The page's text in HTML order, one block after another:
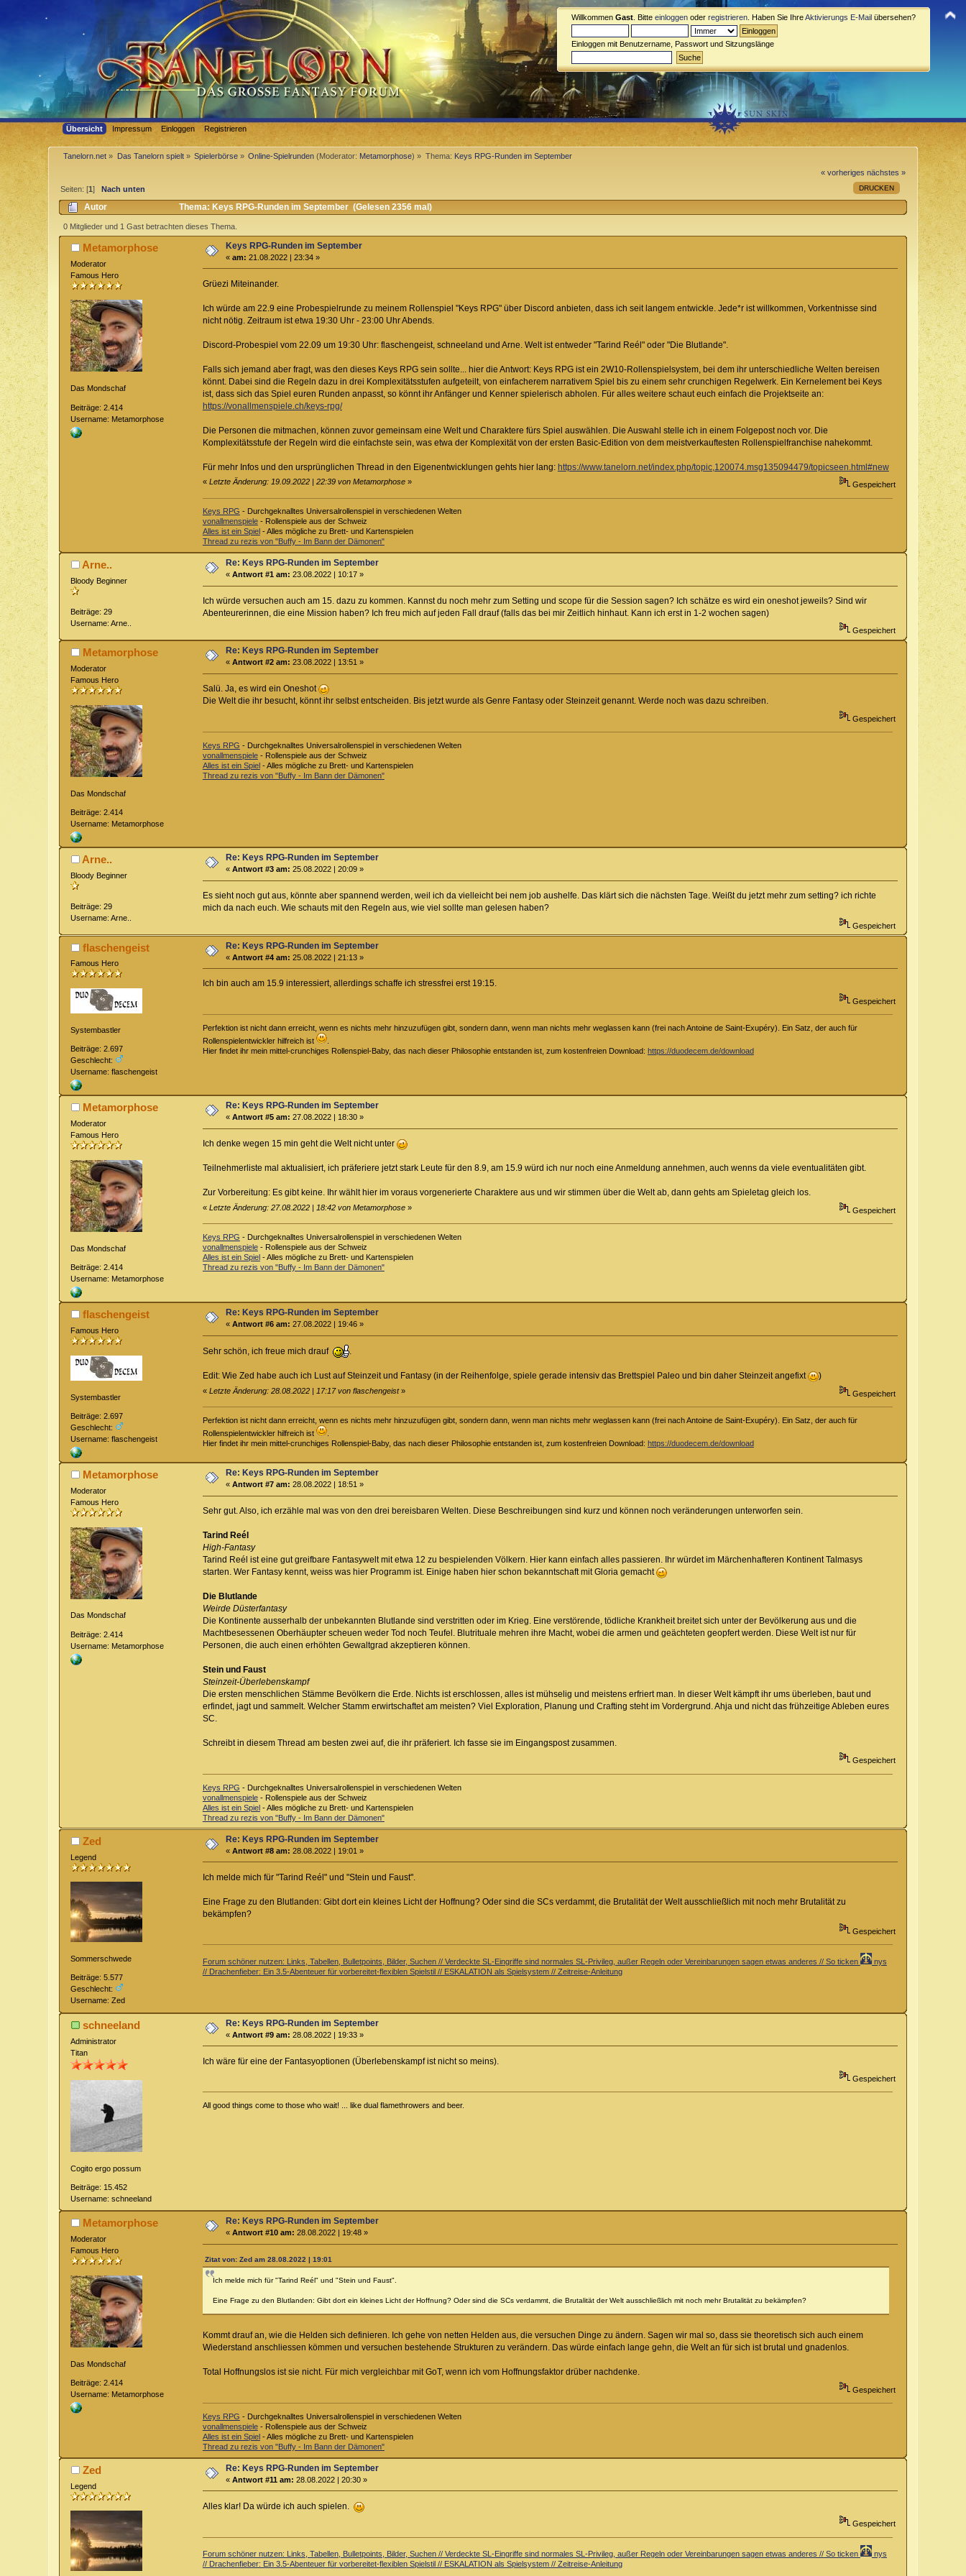
Willkommen Gast . Bitte einloggen oder registrieren . Haben Sie IhreAktivierungs E-Mail übersehen?
Einloggen mit Benutzername, Passwort und Sitzungslänge
Übersicht Impressum Einloggen Registrieren
Tanelorn.net » Das Tanelorn spielt» Spielerbörse » Online-Spielrunden (Moderator: Metamorphose) » Thema: Keys RPG-Runden im September
« vorheriges nächstes »
DRUCKEN
Seiten: [1]Nach unten
Autor Thema: Keys RPG-Runden im September (Gelesen 2356 mal)
0 Mitglieder und 1 Gast betrachten dieses Thema.
Metamorphose
Moderator
Famous Hero
Das Mondschaf
Beiträge: 2.414
Username: Metamorphose
Keys RPG-Runden im September
«am: 21.08.2022 | 23:34 »
Grüezi Miteinander.
Ich würde am 22.9 eine Probespielrunde zu meinem Rollenspiel "Keys RPG" über Discord anbieten, dass ich seit langem entwickle. Jede*r ist willkommen, Vorkentnisse sind
nicht nötig. Zeitraum ist etwa 19:30 Uhr - 23:00 Uhr Abends.
Discord-Probespiel vom 22.09 um 19:30 Uhr: flaschengeist, schneeland und Arne. Welt ist entweder "Tarind Reél" oder "Die Blutlande".
Falls sich jemand aber fragt, was den dieses Keys RPG sein sollte... hier die Antwort: Keys RPG ist ein 2W10-Rollenspielsystem, bei dem ihr unterschiedliche Welten bereisen
könnt. Dabei sind die Regeln dazu in drei Komplexitätsstufen aufgeteilt, von einfacherem narrativem Spiel bis zu einem sehr crunchigen Regelwerk. Ein Kernelement bei Keys
ist, dass sich das Spiel euren Runden anpasst, so könnt ihr Anfänger und Kenner spielerisch abholen. Für alles weitere schaut euch einfach die Projektseite an:
https://vonallmenspiele.ch/keys-rpg/
Die Personen die mitmachen, können zuvor gemeinsam eine Welt und Charaktere fürs Spiel auswählen. Die Auswahl stelle ich in einem Folgepost noch vor. Die
Komplexitätsstufe der Regeln wird die einfachste sein, was etwa der Komplexität von der ersten Basic-Edition von dem meistverkauftesten Rollenspielfranchise nahekommt.
Für mehr Infos und den ursprünglichen Thread in den Eigenentwicklungen gehts hier lang: https://www.tanelorn.net/index.php/topic,120074.msg135094479/topicseen.html#new
« Letzte Änderung: 19.09.2022 | 22:39 von Metamorphose» Gespeichert
Keys RPG - Durchgeknalltes Universalrollenspiel in verschiedenen Welten
vonallmenspiele- Rollenspiele aus der Schweiz
Alles ist ein Spiel - Alles mögliche zu Brett- und Kartenspielen
Thread zu rezis von "Buffy - Im Bann der Dämonen"
Arne..
Bloody Beginner
Beiträge: 29
Username: Arne..
Re: Keys RPG-Runden im September
«Antwort #1 am: 23.08.2022 | 10:17 »
Ich würde versuchen auch am 15. dazu zu kommen. Kannst du noch mehr zum Setting und scope für die Session sagen? Ich schätze es wird ein oneshot jeweils? Sind wir
Abenteurerinnen, die eine Mission haben? Ich freu mich auf jeden Fall drauf (falls das bei mir Zeitlich hinhaut. Kann ich erst in 1-2 wochen sagen)
Gespeichert
Metamorphose
Moderator
Famous Hero
Das Mondschaf
Beiträge: 2.414
Username: Metamorphose
Re: Keys RPG-Runden im September
«Antwort #2 am: 23.08.2022 | 13:51 »
Salü. Ja, es wird ein Oneshot
Die Welt die ihr besucht, könnt ihr selbst entscheiden. Bis jetzt wurde als Genre Fantasy oder Steinzeit genannt. Werde noch was dazu schreiben.
Gespeichert
Keys RPG - Durchgeknalltes Universalrollenspiel in verschiedenen Welten
vonallmenspiele- Rollenspiele aus der Schweiz
Alles ist ein Spiel- Alles mögliche zu Brett- und Kartenspielen
Thread zu rezis von "Buffy - Im Bann der Dämonen"
Arne..
Bloody Beginner
Beiträge: 29
Username: Arne..
Re: Keys RPG-Runden im September
«Antwort #3 am: 25.08.2022 | 20:09 »
Es sieht noch gut aus, könnte aber spannend werden, weil ich da vielleicht bei nem job aushelfe. Das klärt sich die nächsten Tage. Weißt du jetzt mehr zum setting? ich richte
mich da nach euch. Wie schauts mit den Regeln aus, wie viel sollte man gelesen haben?
Gespeichert
flaschengeist
Famous Hero
Systembastler
Beiträge: 2.697
Geschlecht:
Username: flaschengeist
Re: Keys RPG-Runden im September
«Antwort #4 am: 25.08.2022 | 21:13 »
Ich bin auch am 15.9 interessiert, allerdings schaffe ich stressfrei erst 19:15.
Gespeichert
Perfektion ist nicht dann erreicht, wenn es nichts mehr hinzuzufügen gibt, sondern dann, wenn man nichts mehr weglassen kann (frei nach Antoine de Saint-Exupéry). Ein Satz, der auch für
Rollenspielentwickler hilfreich ist
.
Hier findet ihr mein mittel-crunchiges Rollenspiel-Baby, das nach dieser Philosophie entstanden ist, zum kostenfreien Download: https://duodecem.de/download
Metamorphose
Moderator
Famous Hero
Das Mondschaf
Beiträge: 2.414
Username: Metamorphose
Re: Keys RPG-Runden im September
«Antwort #5 am: 27.08.2022 | 18:30 »
Ich denke wegen 15 min geht die Welt nicht unter
Teilnehmerliste mal aktualisiert, ich präferiere jetzt stark Leute für den 8.9, am 15.9 würd ich nur noch eine Anmeldung annehmen, auch wenns da viele eventualitäten gibt.
Zur Vorbereitung: Es gibt keine. Ihr wählt hier im voraus vorgenerierte Charaktere aus und wir stimmen über die Welt ab, dann gehts am Spieletag gleich los.
« Letzte Änderung: 27.08.2022 | 18:42 von Metamorphose» Gespeichert
Keys RPG - Durchgeknalltes Universalrollenspiel in verschiedenen Welten
vonallmenspiele- Rollenspiele aus der Schweiz
Alles ist ein Spiel- Alles mögliche zu Brett- und Kartenspielen
Thread zu rezis von "Buffy - Im Bann der Dämonen"
flaschengeist
Famous Hero
Systembastler
Beiträge: 2.697
Geschlecht:
Username: flaschengeist
Re: Keys RPG-Runden im September
«Antwort #6 am: 27.08.2022 | 19:46 »
Sehr schön, ich freue mich drauf .
Edit: Wie Zed habe auch ich Lust auf Steinzeit und Fantasy (in der Reihenfolge, spiele gerade intensiv das Brettspiel Paleo und bin daher Steinzeit angefixt )
« Letzte Änderung: 28.08.2022 | 17:17 von flaschengeist» Gespeichert
Perfektion ist nicht dann erreicht, wenn es nichts mehr hinzuzufügen gibt, sondern dann, wenn man nichts mehr weglassen kann (frei nach Antoine de Saint-Exupéry). Ein Satz, der auch für
Rollenspielentwickler hilfreich ist
.
Hier findet ihr mein mittel-crunchiges Rollenspiel-Baby, das nach dieser Philosophie entstanden ist, zum kostenfreien Download: https://duodecem.de/download
Metamorphose
Moderator
Famous Hero
Das Mondschaf
Beiträge: 2.414
Username: Metamorphose
Re: Keys RPG-Runden im September
«Antwort #7 am: 28.08.2022 | 18:51 »
Sehr gut. Also, ich erzähle mal was von den drei bereisbaren Welten. Diese Beschreibungen sind kurz und können noch veränderungen unterworfen sein.
Tarind Reél
High-Fantasy
Tarind Reél ist eine gut greifbare Fantasywelt mit etwa 12 zu bespielenden Völkern. Hier kann einfach alles passieren. Ihr würdet im Märchenhafteren Kontinent Talmasys
starten. Wer Fantasy kennt, weiss was hier Programm ist. Einige haben hier schon bekanntschaft mit Gloria gemacht
Die Blutlande
Weirde Düsterfantasy
Die Kontinente ausserhalb der unbekannten Blutlande sind verstritten oder im Krieg. Eine verstörende, tödliche Krankheit breitet sich unter der Bevölkerung aus und die
Machtbesessenen Oberhäupter scheuen weder Tod noch Teufel. Blutrituale mehren ihre Macht, wobei die armen und geächteten geopfert werden. Diese Welt ist nur für
Personen, die auch einen erhöhten Gewaltgrad akzeptieren können.
Stein und Faust
Steinzeit-Überlebenskampf
Die ersten menschlichen Stämme Bevölkern die Erde. Nichts ist erschlossen, alles ist mühselig und meistens erfriert man. In dieser Welt kämpft ihr ums überleben, baut und
erfindet, jagt und sammelt. Welcher Stamm erwirtschaftet am meisten? Viel Exploration, Planung und Crafting steht im Vordergrund. Ahja und nicht das frühzeitige Ableben eures
SC.
Schreibt in diesem Thread am besten zwei auf, die ihr präferiert. Ich fasse sie im Eingangspost zusammen.
Gespeichert
Keys RPG - Durchgeknalltes Universalrollenspiel in verschiedenen Welten
vonallmenspiele- Rollenspiele aus der Schweiz
Alles ist ein Spiel- Alles mögliche zu Brett- und Kartenspielen
Thread zu rezis von "Buffy - Im Bann der Dämonen"
Zed
Legend
Sommerschwede
Beiträge: 5.577
Geschlecht:
Username: Zed
Re: Keys RPG-Runden im September
«Antwort #8 am: 28.08.2022 | 19:01 »
Ich melde mich für "Tarind Reél" und "Stein und Faust".
Eine Frage zu den Blutlanden: Gibt dort ein kleines Licht der Hoffnung? Oder sind die SCs verdammt, die Brutalität der Welt ausschließlich mit noch mehr Brutalität zu
bekämpfen?
Gespeichert
Forum schöner nutzen: Links, Tabellen, Bulletpoints, Bilder, Suchen // Verdeckte SL-Eingriffe sind normales SL-Privileg, außer Regeln oder Vereinbarungen sagen etwas anderes // So ticken
nys
// Drachenfieber: Ein 3.5-Abenteuer für vorbereitet-flexiblen Spielstil // ESKALATION als Spielsystem // Zeitreise-Anleitung
schneeland
Administrator
Titan
Cogito ergo possum
Beiträge: 15.452
Username: schneeland
Re: Keys RPG-Runden im September
«Antwort #9 am: 28.08.2022 | 19:33 »
Ich wäre für eine der Fantasyoptionen (Überlebenskampf ist nicht so meins).
Gespeichert
All good things come to those who wait! ... like dual flamethrowers and beer.
Metamorphose
Moderator
Famous Hero
Das Mondschaf
Beiträge: 2.414
Username: Metamorphose
Re: Keys RPG-Runden im September
«Antwort #10 am: 28.08.2022 | 19:48 »
Zitat von: Zed am 28.08.2022 | 19:01
Ich melde mich für "Tarind Reél" und "Stein und Faust".
Eine Frage zu den Blutlanden: Gibt dort ein kleines Licht der Hoffnung? Oder sind die SCs verdammt, die Brutalität der Welt ausschließlich mit noch mehr Brutalität zu bekämpfen?
Kommt drauf an, wie die Helden sich definieren. Ich gehe von netten Helden aus, die versuchen Dinge zu ändern. Sagen wir mal so, dass sie theoretisch sich auch einem
Wiederstand anschliessen kömmen und versuchen bestehende Strukturen zu verändern. Das würde einfach lange gehn, die Welt an für sich ist brutal und gnadenlos.
Total Hoffnungslos ist sie nicht. Für mich vergleichbar mit GoT, wenn ich vom Hoffnungsfaktor drüber nachdenke.
Gespeichert
Keys RPG - Durchgeknalltes Universalrollenspiel in verschiedenen Welten
vonallmenspiele- Rollenspiele aus der Schweiz
Alles ist ein Spiel- Alles mögliche zu Brett- und Kartenspielen
Thread zu rezis von "Buffy - Im Bann der Dämonen"
Zed
Legend
Re: Keys RPG-Runden im September
«Antwort #11 am: 28.08.2022 | 20:30 »
Alles klar! Da würde ich auch spielen.
Gespeichert
Forum schöner nutzen: Links, Tabellen, Bulletpoints, Bilder, Suchen // Verdeckte SL-Eingriffe sind normales SL-Privileg, außer Regeln oder Vereinbarungen sagen etwas anderes // So ticken
nys
// Drachenfieber: Ein 3.5-Abenteuer für vorbereitet-flexiblen Spielstil // ESKALATION als Spielsystem // Zeitreise-Anleitung